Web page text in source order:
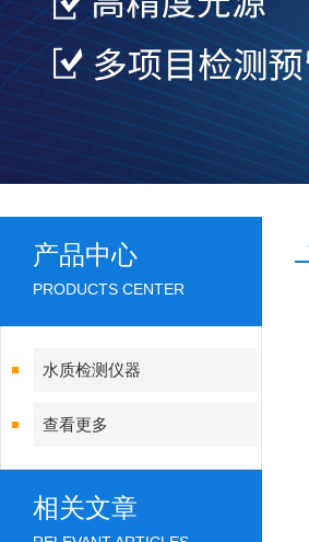
产品中心
PRODUCTS CENTER
水质检测仪器
查看更多
相关文章